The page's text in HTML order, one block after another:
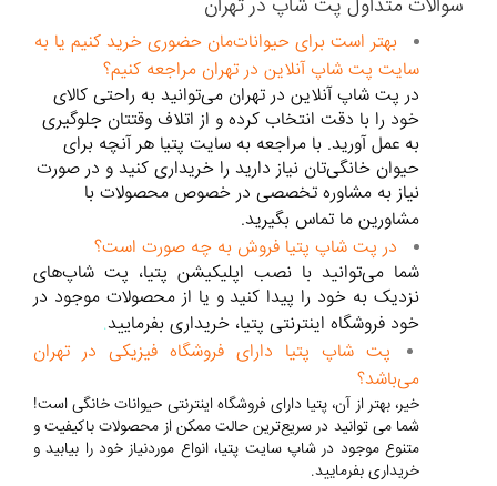
سوالات متداول پت شاپ در تهران
بهتر است برای حیوانات‌مان حضوری خرید کنیم یا به
سایت پت شاپ آنلاین در تهران مراجعه کنیم؟
در پت شاپ آنلاین در تهران می‌توانید به راحتی کالای
خود را با دقت انتخاب کرده و از اتلاف وقتتان جلوگیری
به عمل آورید. با مراجعه به سایت پتیا هر آنچه برای
حیوان خانگی‌تان نیاز دارید را خریداری کنید و در صورت
نیاز به مشاوره تخصصی در خصوص محصولات با
مشاورین ما تماس بگیرید.
در پت شاپ پتیا فروش به چه صورت است؟
شما می‌توانید با نصب اپلیکیشن پتیا، پت شاپ‌های
نزدیک به خود را پیدا کنید و یا از محصولات موجود در
خود فروشگاه اینترنتی پتیا، خریداری بفرمایید.
پت شاپ پتیا دارای فروشگاه فیزیکی در تهران
می‌باشد؟
خیر، بهتر از آن، پتیا دارای فروشگاه اینترنتی حیوانات خانگی است!
شما می توانید در سریع‌ترین حالت ممکن از محصولات باکیفیت و
متنوع موجود در شاپ سایت پتیا، انواع موردنیاز خود را بیابید و
خریداری بفرمایید.